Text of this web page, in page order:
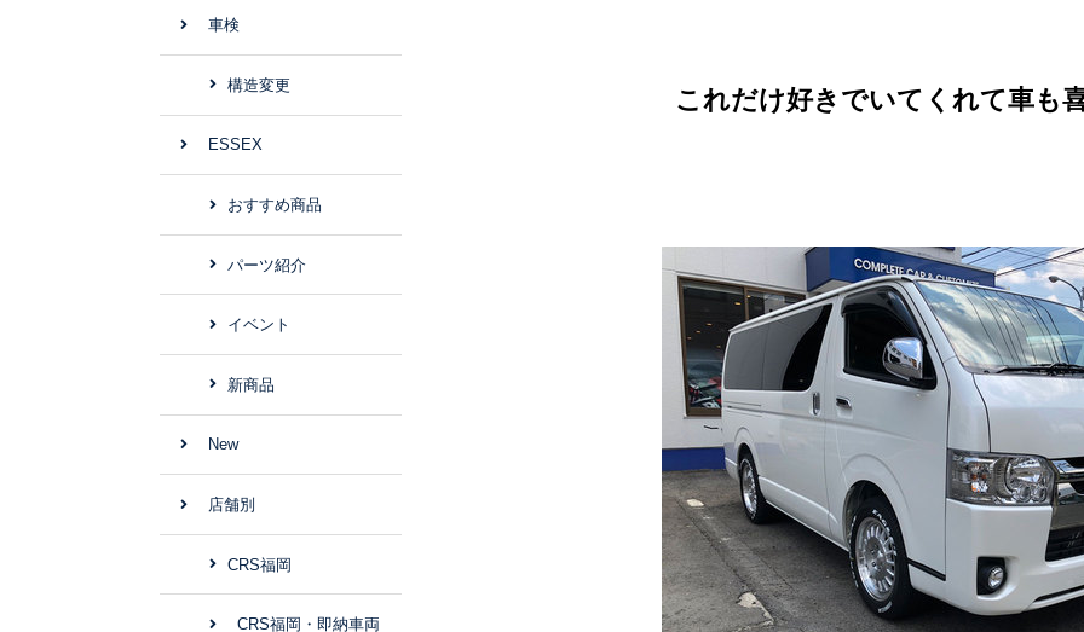
これだけ好きでいてくれて車も
車検
構造変更
ESSEX
おすすめ商品
パーツ紹介
イベント
新商品
New
店舗別
CRS福岡
CRS福岡・即納車両